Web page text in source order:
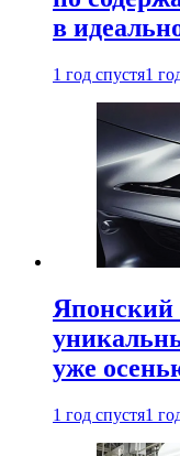
в
1 год спустя1
Японский
уже
1 год спустя1